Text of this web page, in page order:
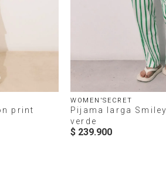
print
WOMEN'SECRET
Pijama larga
verde
$ 239.900